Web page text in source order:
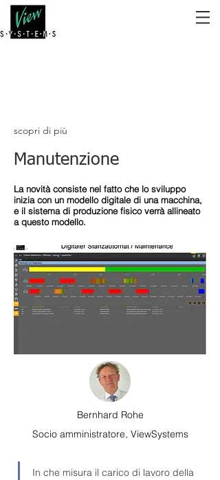
scopri di più
Manutenzione
La novità consiste nel fatto che lo sviluppo
inizia con un modello digitale di una macchina,
e il sistema di produzione fisico verrà allineato
a questo modello.
Bernhard Rohe
Socio amministratore, ViewSystems
In che misura il carico di lavoro della